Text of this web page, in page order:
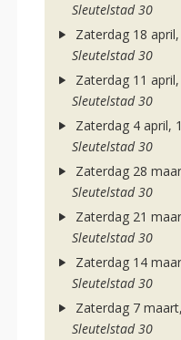
Sleutelstad 30
Zaterdag 18
Sleutelstad 30
Zaterdag 11
Sleutelstad 30
Zaterdag 4 april,
Sleutelstad 30
Zaterdag 28
Sleutelstad 30
Zaterdag 21
Sleutelstad 30
Zaterdag 14
Sleutelstad 30
Zaterdag 7
Sleutelstad 30